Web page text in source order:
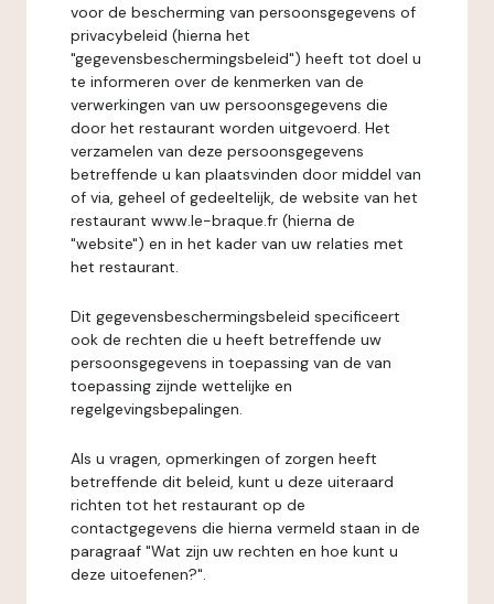
voor de bescherming van persoonsgegevens of
privacybeleid (hierna het
"gegevensbeschermingsbeleid") heeft tot doel u
te informeren over de kenmerken van de
verwerkingen van uw persoonsgegevens die
door het restaurant worden uitgevoerd. Het
verzamelen van deze persoonsgegevens
betreffende u kan plaatsvinden door middel van
of via, geheel of gedeeltelijk, de website van het
restaurant www.le-braque.fr (hierna de
"website") en in het kader van uw relaties met
het restaurant.
Dit gegevensbeschermingsbeleid specificeert
ook de rechten die u heeft betreffende uw
persoonsgegevens in toepassing van de van
toepassing zijnde wettelijke en
regelgevingsbepalingen.
Als u vragen, opmerkingen of zorgen heeft
betreffende dit beleid, kunt u deze uiteraard
richten tot het restaurant op de
contactgegevens die hierna vermeld staan in de
paragraaf "Wat zijn uw rechten en hoe kunt u
deze uitoefenen?".